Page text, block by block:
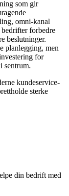
som gir
omni-kanal
bedrifter forbedre
beslutninger.
planlegging, men
for
sentrum.
kundeservice-
sterke
din bedrift med